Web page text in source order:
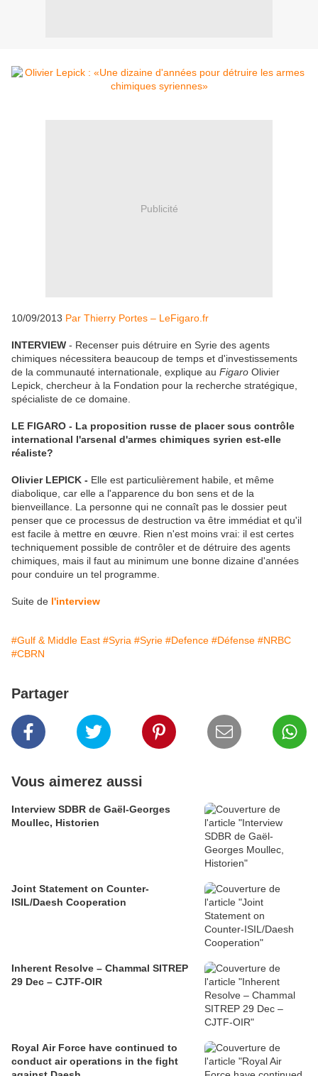
Publicité
10/09/2013 Par Thierry Portes – LeFigaro.fr
INTERVIEW - Recenser puis détruire en Syrie des agents
chimiques nécessitera beaucoup de temps et d'investissements
de la communauté internationale, explique au Figaro Olivier
Lepick, chercheur à la Fondation pour la recherche stratégique,
spécialiste de ce domaine.
LE FIGARO - La proposition russe de placer sous contrôle
international l'arsenal d'armes chimiques syrien est-elle
réaliste?
Olivier LEPICK - Elle est particulièrement habile, et même
diabolique, car elle a l'apparence du bon sens et de la
bienveillance. La personne qui ne connaît pas le dossier peut
penser que ce processus de destruction va être immédiat et qu'il
est facile à mettre en œuvre. Rien n'est moins vrai: il est certes
techniquement possible de contrôler et de détruire des agents
chimiques, mais il faut au minimum une bonne dizaine d'années
pour conduire un tel programme.
Suite de l'interview
#Gulf & Middle East #Syria #Syrie #Defence #Défense #NRBC
#CBRN
Partager
Vous aimerez aussi
Interview SDBR de Gaël-Georges
Moullec, Historien
Joint Statement on Counter-
ISIL/Daesh Cooperation
Inherent Resolve – Chammal SITREP
29 Dec – CJTF-OIR
Royal Air Force have continued to
conduct air operations in the fight